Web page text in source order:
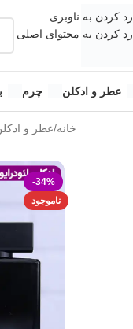
رد کردن به ناوبری
رد کردن به محتوای اصلی
عطر و ادکلن چرم
خانه/عطر و
-34%
ناموجود